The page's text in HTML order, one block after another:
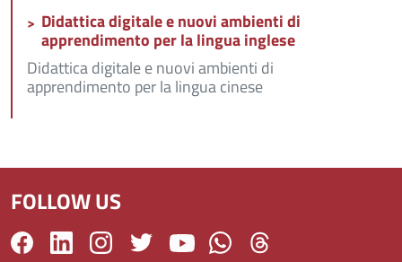
Didattica digitale e nuovi ambienti di
apprendimento per la lingua inglese
Didattica digitale e nuovi ambienti di
apprendimento per la lingua cinese
FOLLOW US